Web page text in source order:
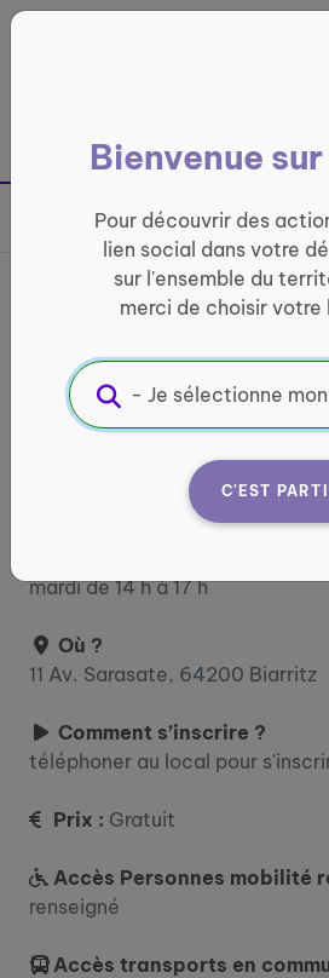
France entière
Bienvenue
Pour découvrir des
lien social dans votre
sur l'ensemble du
merci de choisir
C'EST
Partager sur
Initiation au
cartes basque
CONVIVIALITÉ
Informations pratiques :
mardi de 14 h à 17 h
Où ?
11 Av. Sarasate, 64200 Biarritz
Comment s’inscrire ?
téléphoner au local pour
Prix : Gratuit
Accès Personnes mobilité
renseigné
Accès transports en
Panneau de gestion des cookies